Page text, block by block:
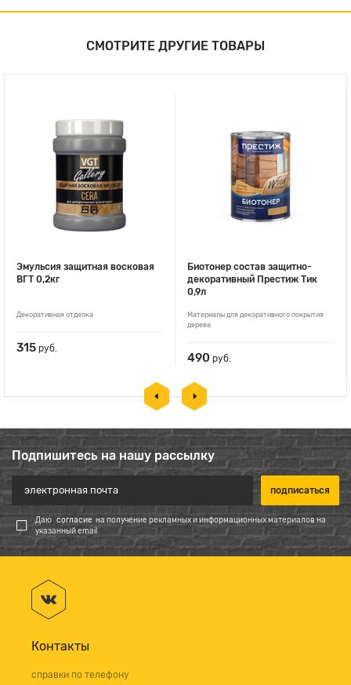
СМОТРИТЕ ДРУГИЕ ТОВАРЫ
Эмульсия защитная восковая
ВГТ 0,2кг
Декоративная отделка
315 руб.
Биотонер состав защитно-
декоративный Престиж Тик
0,9л
Материалы для декоративного покрытия
дерева
490 руб.
Подпишитесь на нашу рассылку
Даю согласие на получение рекламных и информационных материалов на
указанный email
Контакты
справки по телефону